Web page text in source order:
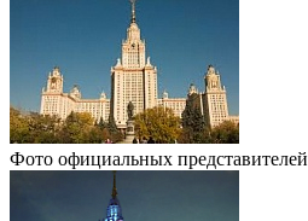
Фото официальных представителей